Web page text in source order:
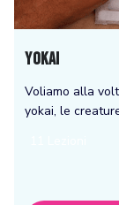
YOKAI
Voliamo alla
yokai, le